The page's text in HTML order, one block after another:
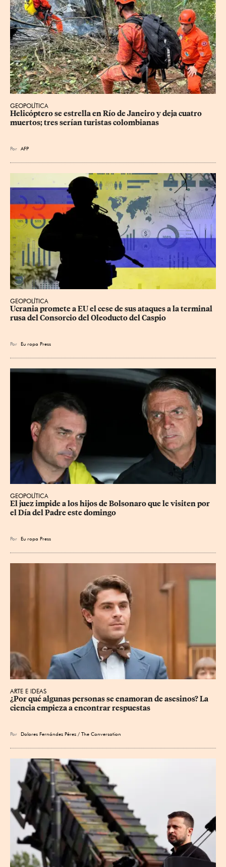
GEOPOLÍTICA
Helicóptero se estrella en Río de Janeiro y deja cuatro
muertos; tres serían turistas colombianas
Por AFP
GEOPOLÍTICA
Ucrania promete a EU el cese de sus ataques a la terminal
rusa del Consorcio del Oleoducto del Caspio
Por Eu ropa Press
GEOPOLÍTICA
El juez impide a los hijos de Bolsonaro que le visiten por
el Día del Padre este domingo
Por Eu ropa Press
ARTE E IDEAS
¿Por qué algunas personas se enamoran de asesinos? La
ciencia empieza a encontrar respuestas
Por Dolores Fernández Pérez / The Conversation